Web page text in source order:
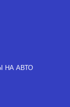
НА АВТО